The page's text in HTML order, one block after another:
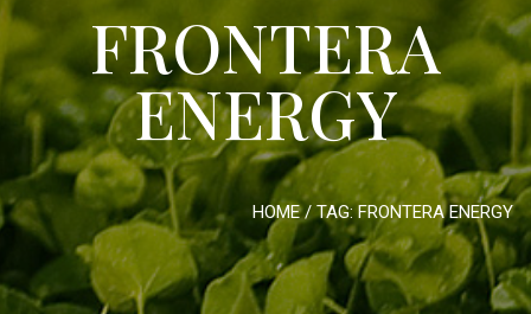
FRONTERA
ENERGY
HOME/ TAG:FRONTERA ENERGY